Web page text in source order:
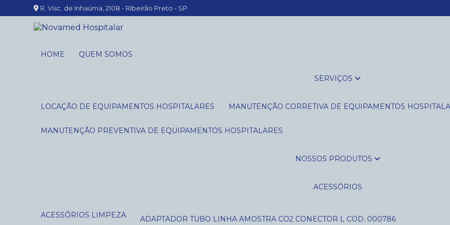
R. Visc. de Inhaúma, 2108 - Ribeirão Preto - SP
HOME QUEM SOMOS
SERVIÇOS
LOCAÇÃO DE EQUIPAMENTOS HOSPITALARES MANUTENÇÃO CORRETIVA DE EQUIPAMENTOS
MANUTENÇÃO PREVENTIVA DE EQUIPAMENTOS HOSPITALARES
NOSSOS PRODUTOS
ACESSÓRIOS
ACESSÓRIOS LIMPEZA ADAPTADOR TUBO LINHA AMOSTRA CO2 CONECTOR L COD. 000786